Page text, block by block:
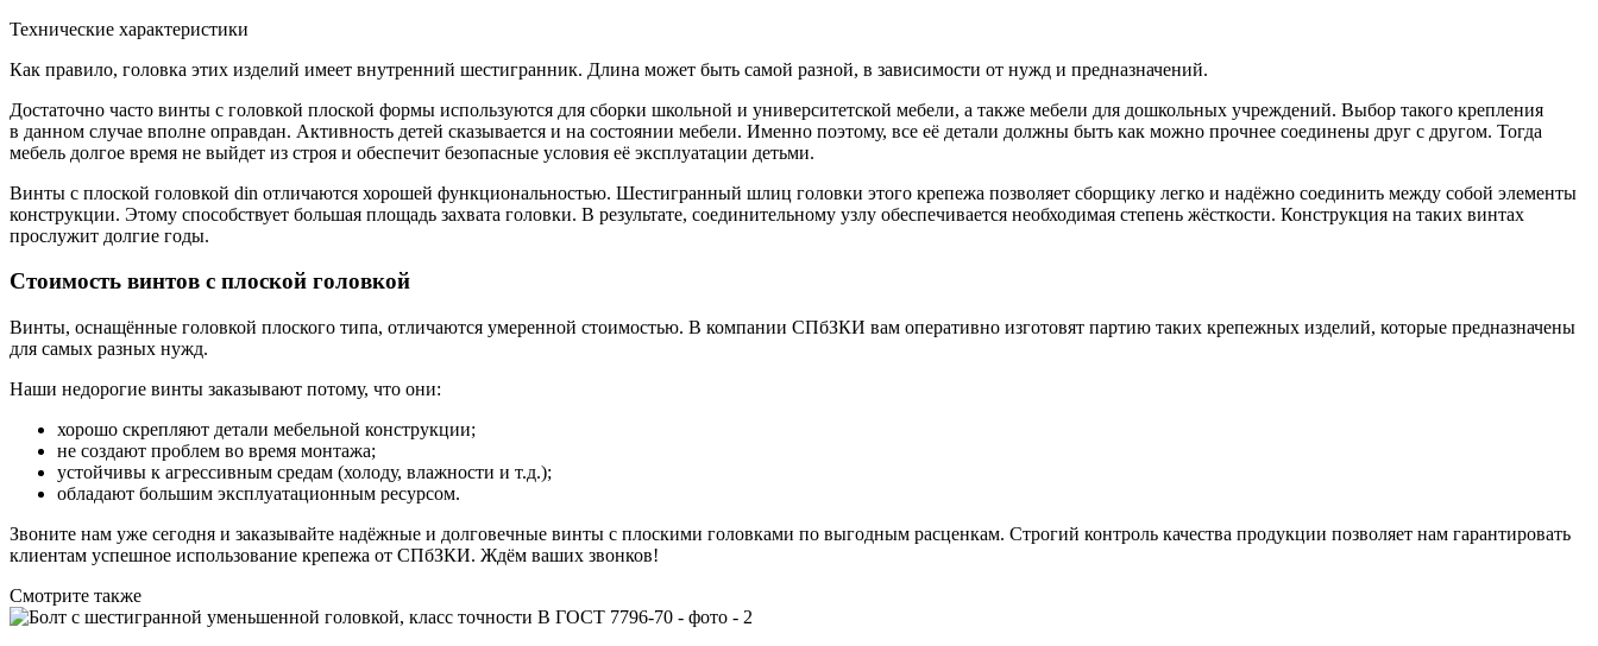
Технические характеристики
Как правило, головка этих изделий имеет внутренний шестигранник. Длина может быть самой разной, в зависимости от нужд и предназначений.
Достаточно часто винты с головкой плоской формы используются для сборки школьной и университетской мебели, а также мебели для дошкольных учреждений. Выбор такого крепления
в данном случае вполне оправдан. Активность детей сказывается и на состоянии мебели. Именно поэтому, все её детали должны быть как можно прочнее соединены друг с другом. Тогда
мебель долгое время не выйдет из строя и обеспечит безопасные условия её эксплуатации детьми.
Винты с плоской головкой din отличаются хорошей функциональностью. Шестигранный шлиц головки этого крепежа позволяет сборщику легко и надёжно соединить между собой элементы
конструкции. Этому способствует большая площадь захвата головки. В результате, соединительному узлу обеспечивается необходимая степень жёсткости. Конструкция на таких винтах
прослужит долгие годы.
Стоимость винтов с плоской головкой
Винты, оснащённые головкой плоского типа, отличаются умеренной стоимостью. В компании СПбЗКИ вам оперативно изготовят партию таких крепежных изделий, которые предназначены
для самых разных нужд.
Наши недорогие винты заказывают потому, что они:
хорошо скрепляют детали мебельной конструкции;
не создают проблем во время монтажа;
устойчивы к агрессивным средам (холоду, влажности и т.д.);
обладают большим эксплуатационным ресурсом.
Звоните нам уже сегодня и заказывайте надёжные и долговечные винты с плоскими головками по выгодным расценкам. Строгий контроль качества продукции позволяет нам гарантировать
клиентам успешное использование крепежа от СПбЗКИ. Ждём ваших звонков!
Смотрите также